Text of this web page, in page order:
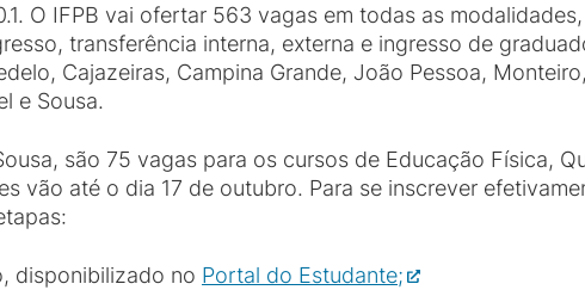
O IFPB vai ofertar 563 vagas em todas as
transferência interna, externa e ingresso de
Cajazeiras, Campina Grande, João Pessoa,
e Sousa.
são 75 vagas para os cursos de Educação Física,
vão até o dia 17 de outubro. Para se inscrever
disponibilizado no Portal do Estudante;